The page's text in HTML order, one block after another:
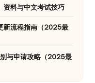
资料与中文考试技巧
新流程指南（2025最
与申请攻略（2025最